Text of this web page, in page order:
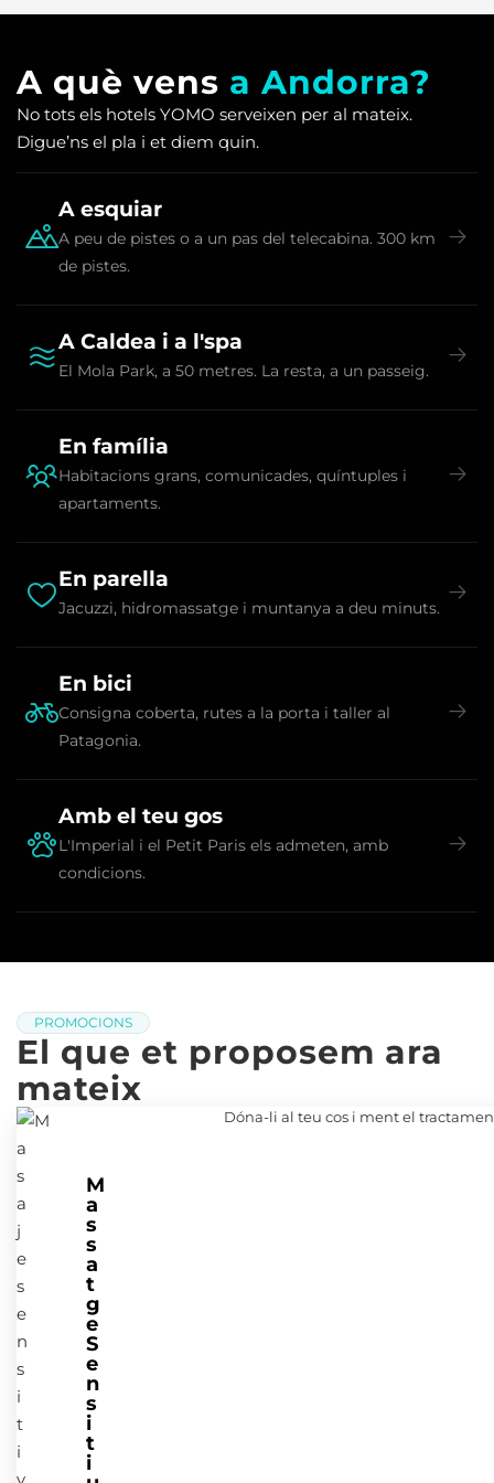
A què vens a Andorra?
No tots els hotels YOMO serveixen per al mateix.
Digue’ns el pla i et diem quin.
A esquiar
A peu de pistes o a un pas del telecabina. 300 km
de pistes.
A Caldea i a l'spa
El Mola Park, a 50 metres. La resta, a un passeig.
En família
Habitacions grans, comunicades, quíntuples i
apartaments.
En parella
Jacuzzi, hidromassatge i muntanya a deu minuts.
En bici
Consigna coberta, rutes a la porta i taller al
Patagonia.
Amb el teu gos
L'Imperial i el Petit Paris els admeten, amb
condicions.
PROMOCIONS
El que et proposem ara
mateix
M
a
s
s
a
t
g
e
S
e
n
s
i
t
i
Dóna-li al teu cos i ment el